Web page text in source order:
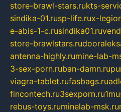
store-brawl-stars.rukts-
sindika-01.rusp-life.rux-
e-abis-1-c.rusindika01.ru
store-brawlstars.ru
antenna-highly.rumine-lab-
3-sex-porn.ruban-damn.ru
viagra-tablet.rufasbags.ru
fincontech.ru3sexporn.ru
rebus-toys.ruminelab-msk.ru